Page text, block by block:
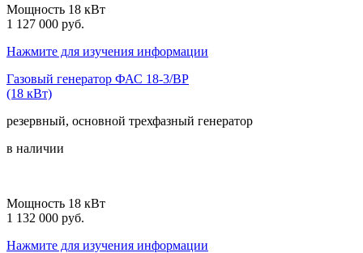
Мощность 18 кВт
1 127 000 руб.
Нажмите для изучения информации
Газовый генератор ФАС 18-3/ВР
(18 кВт)
резервный, основной трехфазный генератор
в наличии
Мощность 18 кВт
1 132 000 руб.
Нажмите для изучения информации